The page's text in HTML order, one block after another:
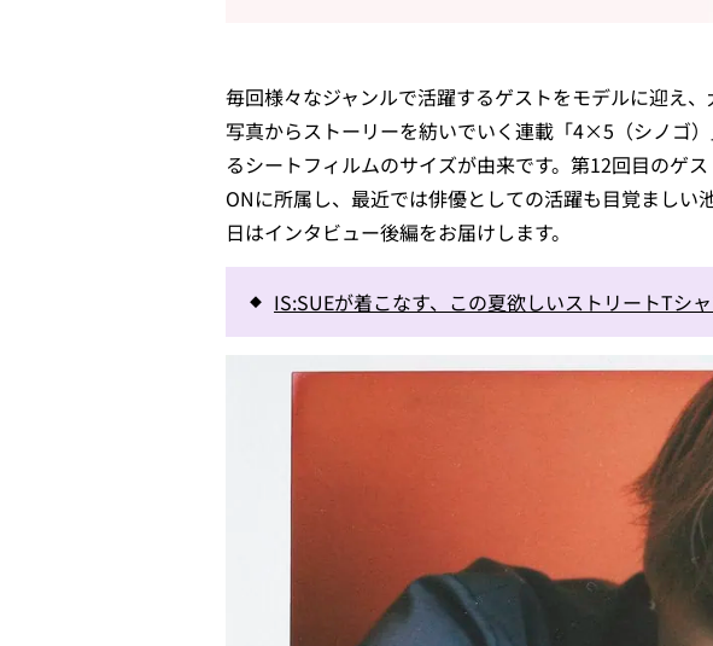
毎回様々なジャンルで活躍するゲストをモデルに迎え
写真からストーリーを紡いでいく連載「4×5（シノゴ
るシートフィルムのサイズが由来です。第12回目のゲ
ONに所属し、最近では俳優としての活躍も目覚まし
日はインタビュー後編をお届けします。
IS:SUEが着こなす、この夏欲しいストリートTシ